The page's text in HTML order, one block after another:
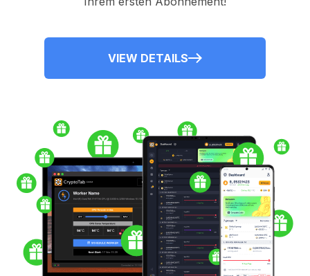
VIEW DETAILS